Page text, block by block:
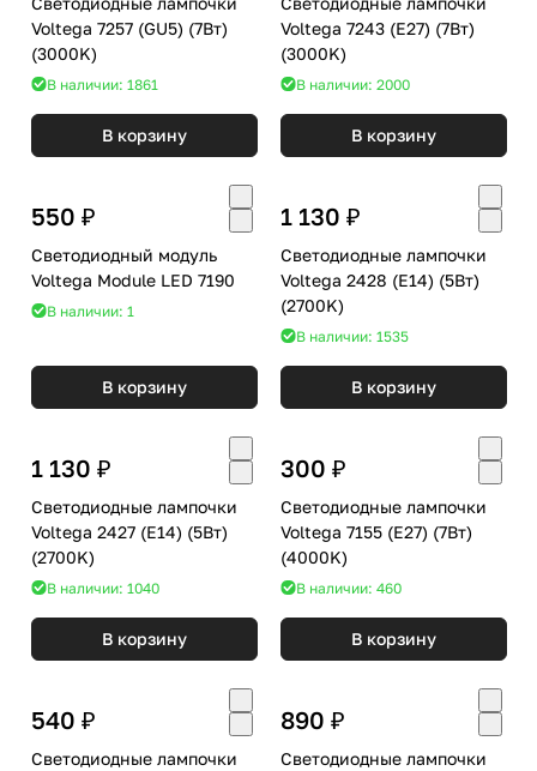
Voltega 7257 (GU5) (7Вт)
(3000K)
В наличии: 1861
В корзину
Voltega 7243 (E27) (7Вт)
(3000K)
В наличии: 2000
В корзину
550 ₽
Светодиодный модуль
Voltega Module LED 7190
В наличии: 1
В корзину
1 130 ₽
Светодиодные лампочки
Voltega 2428 (E14) (5Вт)
(2700K)
В наличии: 1535
В корзину
1 130 ₽
Светодиодные лампочки
Voltega 2427 (E14) (5Вт)
(2700K)
В наличии: 1040
В корзину
300 ₽
Светодиодные лампочки
Voltega 7155 (E27) (7Вт)
(4000K)
В наличии: 460
В корзину
540 ₽
Светодиодные лампочки
890 ₽
Светодиодные лампочки